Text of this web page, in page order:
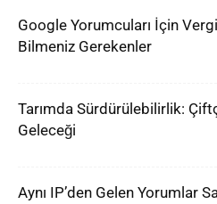
Google Yorumcuları İçin
Bilmeniz Gerekenler
Tarımda Sürdürülebilirlik:
Geleceği
Aynı IP’den Gelen Yorumlar